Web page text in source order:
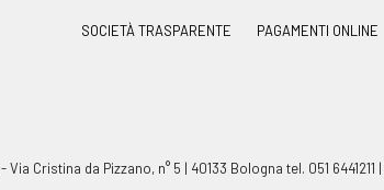
SOCIETÀ TRASPARENTE PAGAMENTI ONLINE
- Via Cristina da Pizzano, n° 5 | 40133 Bologna tel. 051 6441211 |